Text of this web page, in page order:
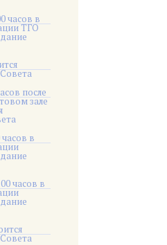
часов в
ТГО
после
зале
в
часов в